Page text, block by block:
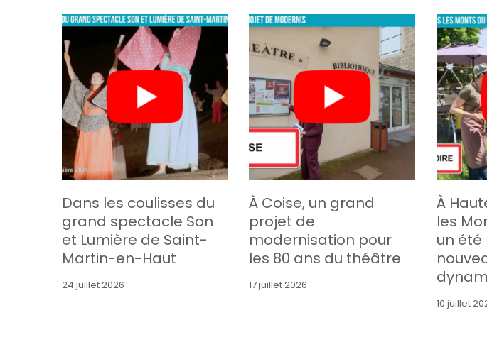
Dans les coulisses du
grand spectacle Son
et Lumière de Saint-
Martin-en-Haut
24 juillet 2026
À Coise, un grand
projet de
modernisation pour
les 80 ans du théâtre
17 juillet 2026
À
les
un été
10 juillet